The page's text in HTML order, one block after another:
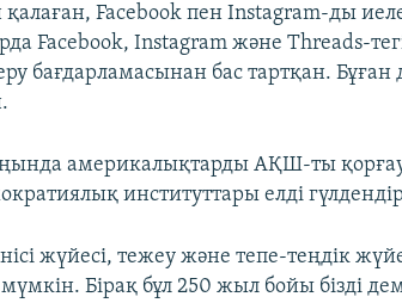
қалаған, Facebook пен Instagram-ды
Facebook, Instagram және Threads-
бағдарламасынан бас тартқан. Бұған
америкалықтарды АҚШ-ты
институттары елді
жүйесі, тежеу және тепе-теңдік
Бірақ бұл 250 жыл бойы бізді